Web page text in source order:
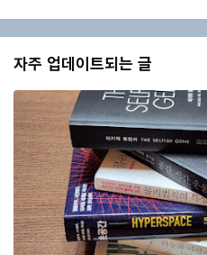
자주 업데이트되는 글